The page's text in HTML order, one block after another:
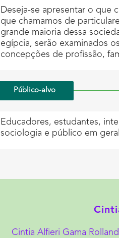
Deseja-se apresentar o que
que chamamos de
grande maioria dessa
egípcia, serão examinados
concepções de profissão,
Público-alvo
Educadores, estudantes,
sociologia e público em
Cintia Alfieri Gama